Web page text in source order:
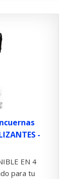
-
EN 4
para tu